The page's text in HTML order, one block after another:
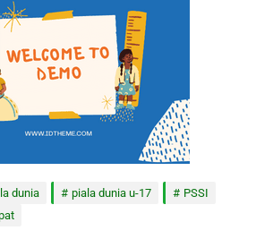
dunia piala dunia u-17
PSSI